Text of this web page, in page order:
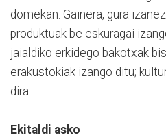
domekan. Gainera, gura
produktuak be eskuragai
jaialdiko erkidego bakotxak
erakustokiak izango ditu;
dira.
Ekitaldi asko